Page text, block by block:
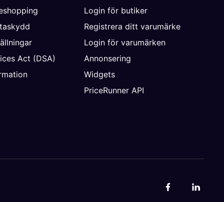
Act (DSA)
Login för butiker
Registrera ditt varumärke
Login för varumärken
Annonsering
Widgets
PriceRunner API